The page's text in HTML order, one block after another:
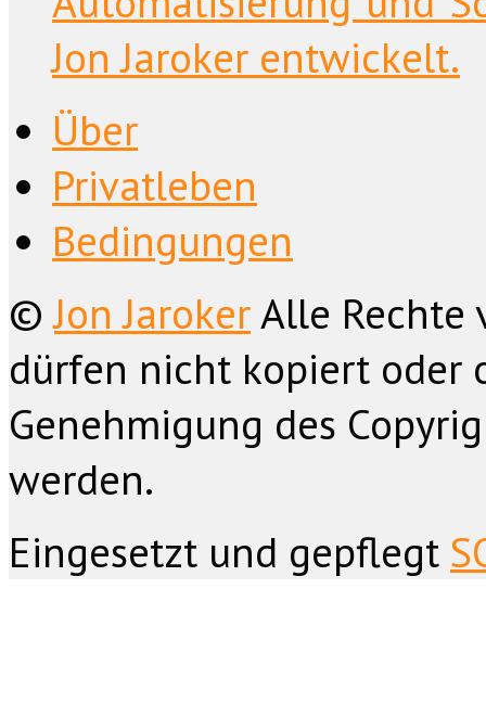
Jon Jaroker entwickelt.
Über
Privatleben
Bedingungen
©Jon JarokerAlle Rechte
dürfen nicht kopiert oder
Genehmigung des
werden.
Eingesetzt und gepflegt